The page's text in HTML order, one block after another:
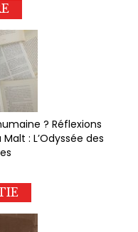
? Réflexions
: L’Odyssée des